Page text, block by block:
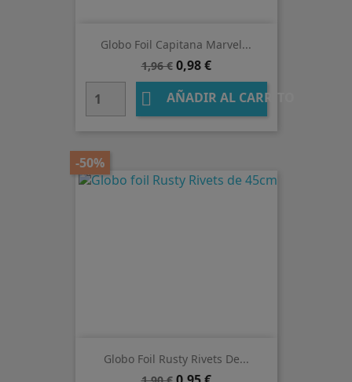
Globo Foil Capitana Marvel...
Precio
base
1,96 € Precio
0,98 €
 AÑADIR AL CARRITO
Globo Foil Rusty Rivets De...
-50%